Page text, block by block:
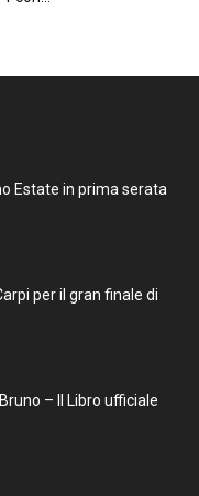
Estate in prima serata
per il gran finale di
– Il Libro ufficiale